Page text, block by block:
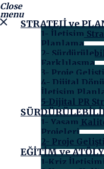
Close
menu
STRATEJİ ve
1- İletişim
Planlama
2-
Farklılaşma
3- Proje
4- Dijital
İletişim
5-Dijital PR
1- Yaşam
Projeleri
2- Proje
EĞİTİM ve
1-Kriz